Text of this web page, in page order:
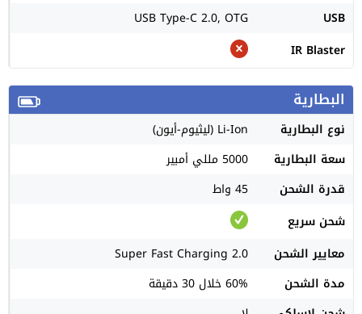
USB
USB Type-C 2.0, OTG
IR Blaster
البطارية
نوع البطارية
Li-Ion (ليثيوم-أيون)
سعة البطارية
5000 مللي أمبير
قدرة الشحن
45 واط
شحن سريع
معايير الشحن
Super Fast Charging 2.0
مدة الشحن
60% خلال 30 دقيقة